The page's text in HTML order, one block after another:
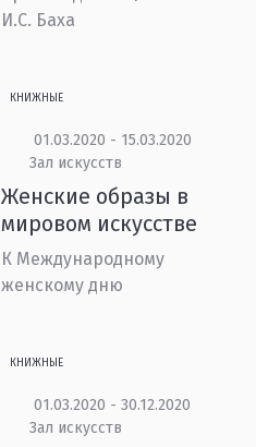
И.С. Баха
КНИЖНЫЕ
01.03.2020 - 15.03.2020
Зал искусств
Женские образы в
мировом искусстве
К Международному
женскому дню
КНИЖНЫЕ
01.03.2020 - 30.12.2020
Зал искусств